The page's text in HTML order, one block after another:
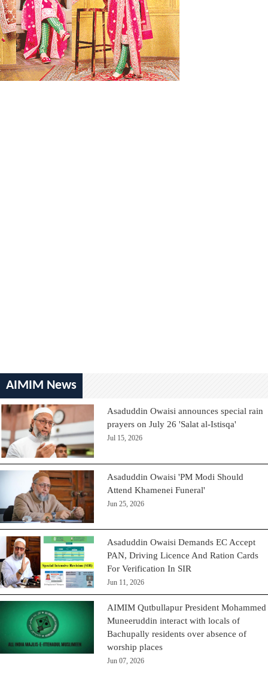
AIMIM News
Asaduddin Owaisi announces special rain
prayers on July 26 'Salat al-Istisqa'
Jul 15, 2026
Asaduddin Owaisi 'PM Modi Should
Attend Khamenei Funeral'
Jun 25, 2026
Asaduddin Owaisi Demands EC Accept
PAN, Driving Licence And Ration Cards
For Verification In SIR
Jun 11, 2026
AIMIM Qutbullapur President Mohammed
Muneeruddin interact with locals of
Bachupally residents over absence of
worship places
Jun 07, 2026